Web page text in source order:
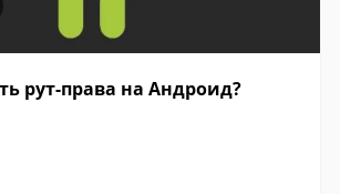
рут-права на Андроид?